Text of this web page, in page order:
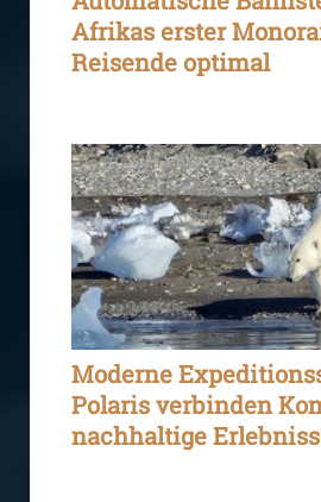
Afrikas erster
Reisende optimal
Moderne
Polaris verbinden
nachhaltige